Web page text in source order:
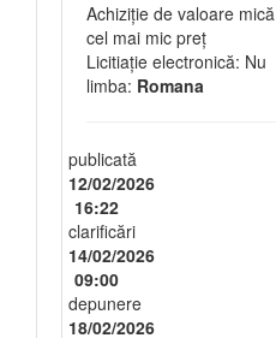
Achiziție de valoare mică
cel mai mic preț
Licitiație electronică: Nu
limba: Romana
publicată
12/02/2026
16:22
clarificări
14/02/2026
09:00
depunere
18/02/2026